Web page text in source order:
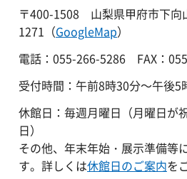
〒400-1508
山梨県甲府市下向
1271（GoogleMap）
電話：055-266-5286
FAX ：
受付時間：午前8時30分～午後5
休館日：毎週月曜日（月曜日が
日）
その他、年末年始・展示準備等
す。詳しくは休館日のご案内を